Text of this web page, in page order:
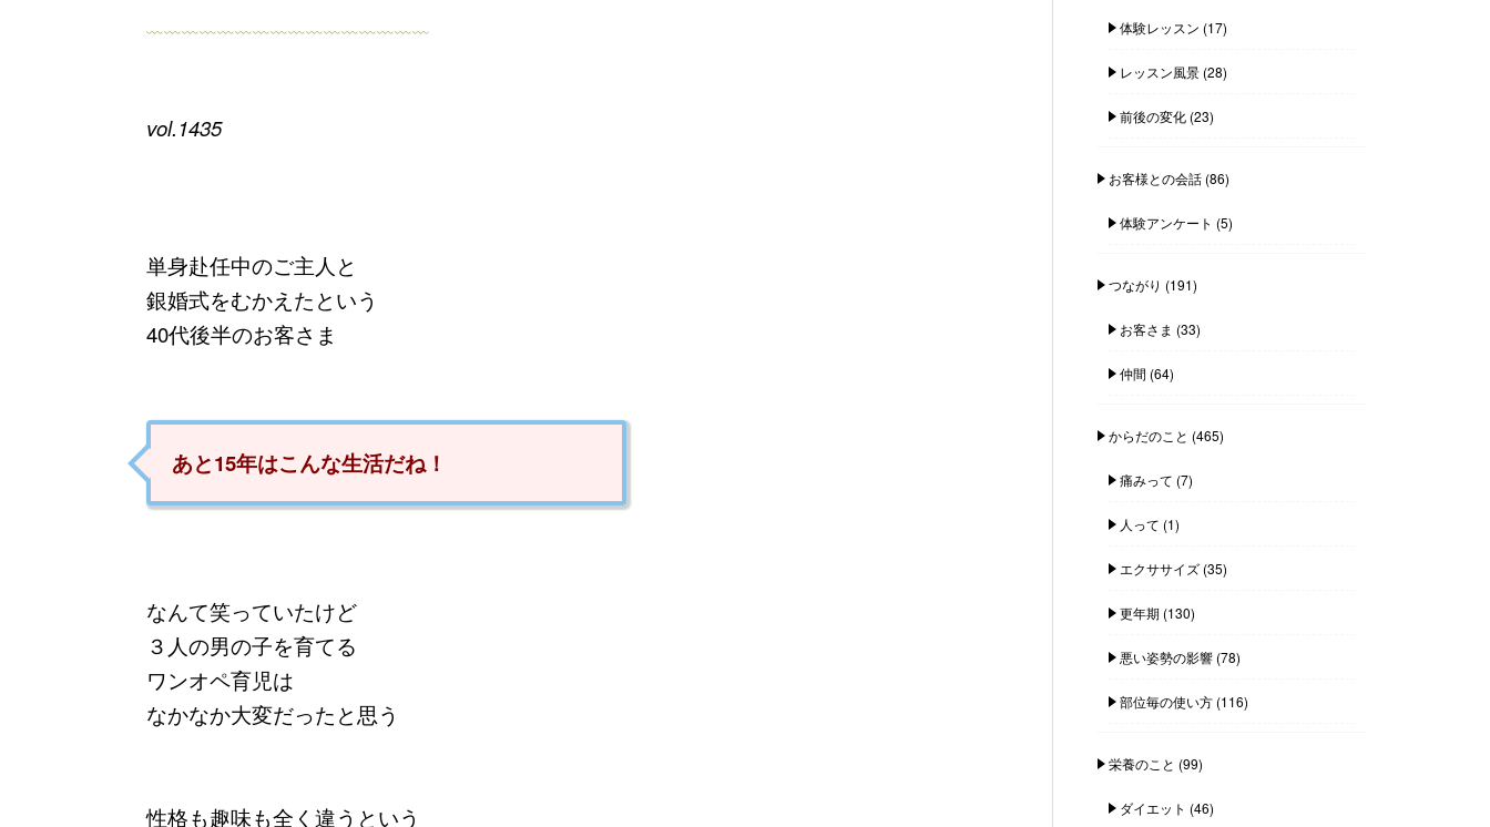
﹏﹏﹏﹏﹏﹏﹏﹏﹏﹏﹏﹏﹏﹏﹏﹏
vol.1435
単身赴任中のご主人と
銀婚式をむかえたという
40代後半のお客さま
あと15年はこんな生活だね！
なんて笑っていたけど
３人の男の子を育てる
ワンオペ育児は
なかなか大変だったと思う
性格も趣味も全く違うという
体験レッスン (17)
レッスン風景(28)
前後の変化(23)
お客様との会話(86)
体験アンケート (5)
つながり (191)
お客さま (33)
仲間 (64)
からだのこと (465)
痛みって (7)
人って (1)
エクササイズ(35)
更年期 (130)
悪い姿勢の影響(78)
部位毎の使い方(116)
栄養のこと (99)
ダイエット (46)